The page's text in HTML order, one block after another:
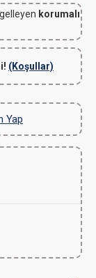
korumalı
(Koşullar)
Yap